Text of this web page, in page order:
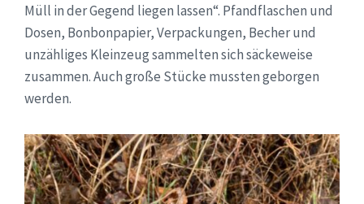
Müll in der Gegend liegen lassen“. Pfandflaschen und
Dosen, Bonbonpapier, Verpackungen, Becher und
unzähliges Kleinzeug sammelten sich säckeweise
zusammen. Auch große Stücke mussten geborgen
werden.